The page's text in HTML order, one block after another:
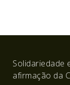
Solidariedade
afirmação da